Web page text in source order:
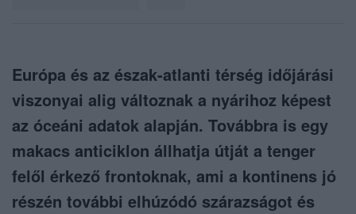
Európa és az észak-atlanti térség időjárási
viszonyai alig változnak a nyárihoz képest
az óceáni adatok alapján. Továbbra is egy
makacs anticiklon állhatja útját a tenger
felől érkező frontoknak, ami a kontinens jó
részén további elhúzódó szárazságot és